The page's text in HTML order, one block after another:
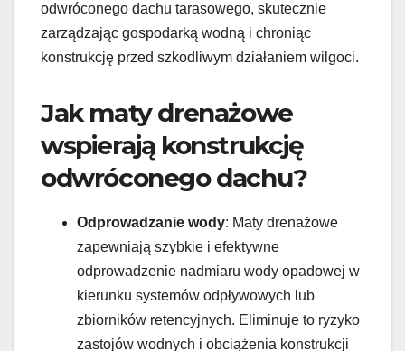
odwróconego dachu tarasowego, skutecznie
zarządzając gospodarką wodną i chroniąc
konstrukcję przed szkodliwym działaniem wilgoci.
Jak maty drenażowe
wspierają konstrukcję
odwróconego dachu?
Odprowadzanie wody: Maty drenażowe
zapewniają szybkie i efektywne
odprowadzenie nadmiaru wody opadowej w
kierunku systemów odpływowych lub
zbiorników retencyjnych. Eliminuje to ryzyko
zastojów wodnych i obciążenia konstrukcji